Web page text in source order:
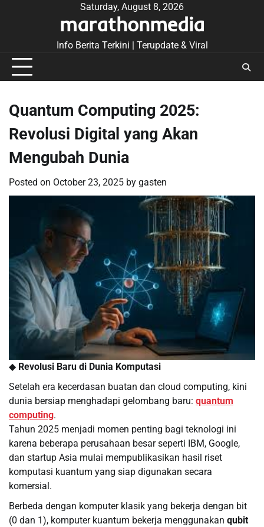
Saturday, August 8, 2026
marathonmedia
Info Berita Terkini | Terupdate & Viral
Quantum Computing 2025:
Revolusi Digital yang Akan
Mengubah Dunia
Posted on October 23, 2025 by gasten
◆ Revolusi Baru di Dunia Komputasi
Setelah era kecerdasan buatan dan cloud computing, kini
dunia bersiap menghadapi gelombang baru: quantum
computing.
Tahun 2025 menjadi momen penting bagi teknologi ini
karena beberapa perusahaan besar seperti IBM, Google,
dan startup Asia mulai mempublikasikan hasil riset
komputasi kuantum yang siap digunakan secara
komersial.
Berbeda dengan komputer klasik yang bekerja dengan bit
(0 dan 1), komputer kuantum bekerja menggunakan qubit